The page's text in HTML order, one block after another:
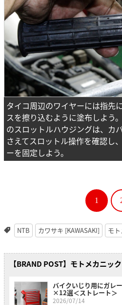
タイコ周辺のワイヤーには指先
スを擦り込むように塗布しよう
のスロットルハウジングは、カ
さえてスロットル操作を確認し
ーを固定しよう。
1
NTB カワサキ [KAWASAKI] モ
【BRAND POST】モトメカニック
バイクいじり用にガレ
×12選＜ストレート＞
2026/07/14